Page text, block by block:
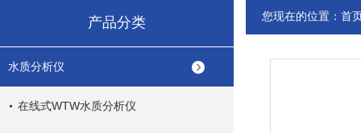
产品分类
水质分析仪
在线式WTW水质分析仪
您现在的位置： 首